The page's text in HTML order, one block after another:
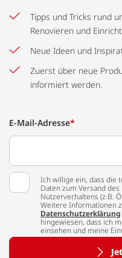
Tipps und Tricks rund
Renovieren und
Neue Ideen und
Zuerst über neue
informiert werden.
E-Mail-Adresse*
Ich willige ein, dass die
Daten zum Versand
Nutzerverhaltens (z.B.
Weitere Informationen
Datenschutzerklärung
hingewiesen, dass ich
einsehen und meine